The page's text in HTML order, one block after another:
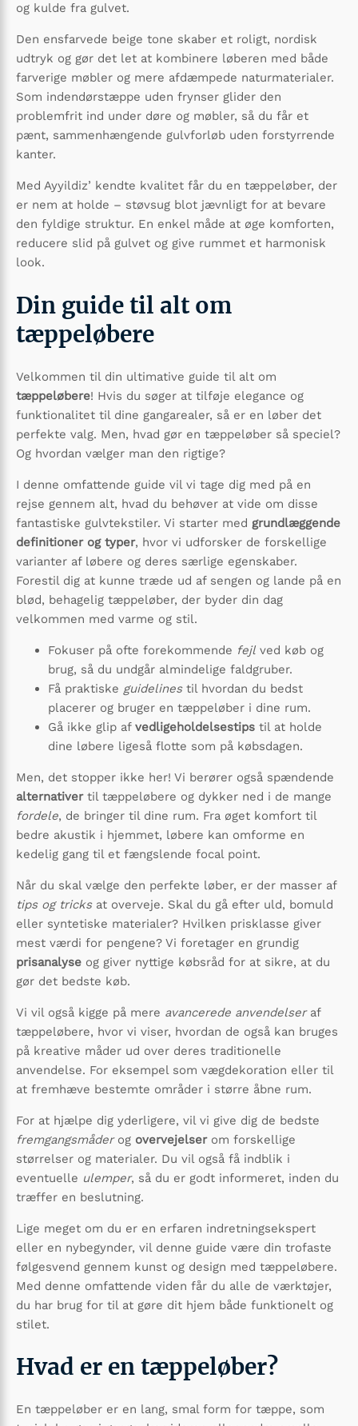
og kulde fra gulvet.
Den ensfarvede beige tone skaber et roligt, nordisk
udtryk og gør det let at kombinere løberen med både
farverige møbler og mere afdæmpede naturmaterialer.
Som indendørstæppe uden frynser glider den
problemfrit ind under døre og møbler, så du får et
pænt, sammenhængende gulvforløb uden forstyrrende
kanter.
Med Ayyildiz’ kendte kvalitet får du en tæppeløber, der
er nem at holde – støvsug blot jævnligt for at bevare
den fyldige struktur. En enkel måde at øge komforten,
reducere slid på gulvet og give rummet et harmonisk
look.
Din guide til alt om
tæppeløbere
Velkommen til din ultimative guide til alt om
tæppeløbere! Hvis du søger at tilføje elegance og
funktionalitet til dine gangarealer, så er en løber det
perfekte valg. Men, hvad gør en tæppeløber så speciel?
Og hvordan vælger man den rigtige?
I denne omfattende guide vil vi tage dig med på en
rejse gennem alt, hvad du behøver at vide om disse
fantastiske gulvtekstiler. Vi starter med grundlæggende
definitioner og typer, hvor vi udforsker de forskellige
varianter af løbere og deres særlige egenskaber.
Forestil dig at kunne træde ud af sengen og lande på en
blød, behagelig tæppeløber, der byder din dag
velkommen med varme og stil.
Fokuser på ofte forekommende fejl ved køb og
brug, så du undgår almindelige faldgruber.
Få praktiske guidelinestil hvordan du bedst
placerer og bruger en tæppeløber i dine rum.
Gå ikke glip af vedligeholdelsestips til at holde
dine løbere ligeså flotte som på købsdagen.
Men, det stopper ikke her! Vi berører også spændende
alternativertil tæppeløbere og dykker ned i de mange
fordele, de bringer til dine rum. Fra øget komfort til
bedre akustik i hjemmet, løbere kan omforme en
kedelig gang til et fængslende focal point.
Når du skal vælge den perfekte løber, er der masser af
tips og tricksat overveje. Skal du gå efter uld, bomuld
eller syntetiske materialer? Hvilken prisklasse giver
mest værdi for pengene? Vi foretager en grundig
prisanalyse og giver nyttige købsråd for at sikre, at du
gør det bedste køb.
Vi vil også kigge på mere avancerede anvendelseraf
tæppeløbere, hvor vi viser, hvordan de også kan bruges
på kreative måder ud over deres traditionelle
anvendelse. For eksempel som vægdekoration eller til
at fremhæve bestemte områder i større åbne rum.
For at hjælpe dig yderligere, vil vi give dig de bedste
fremgangsmåderog overvejelserom forskellige
størrelser og materialer. Du vil også få indblik i
eventuelle ulemper, så du er godt informeret, inden du
træffer en beslutning.
Lige meget om du er en erfaren indretningsekspert
eller en nybegynder, vil denne guide være din trofaste
følgesvend gennem kunst og design med tæppeløbere.
Med denne omfattende viden får du alle de værktøjer,
du har brug for til at gøre dit hjem både funktionelt og
stilet.
Hvad er en tæppeløber?
En tæppeløber er en lang, smal form for tæppe, som